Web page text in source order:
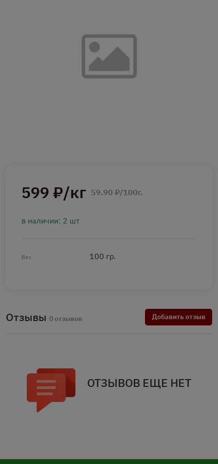
599 ₽/кг 59.90 ₽/100г.
в наличии: 2 шт
Вес 100 гр.
Отзывы 0 отзывов Добавить отзыв
ОТЗЫВОВ ЕЩЕ НЕТ